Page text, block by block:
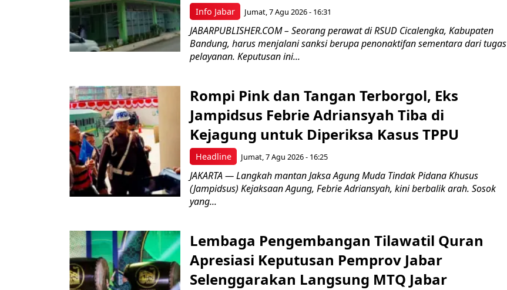
Info Jabar Jumat, 7 Agu 2026 - 16:31
JABARPUBLISHER.COM – Seorang perawat di RSUD Cicalengka, Kabupaten
Bandung, harus menjalani sanksi berupa penonaktifan sementara dari tugas
pelayanan. Keputusan ini...
Headline
Rompi Pink dan Tangan Terborgol, Eks
Jampidsus Febrie Adriansyah Tiba di
Kejagung untuk Diperiksa Kasus TPPU
Jumat, 7 Agu 2026 - 16:25
JAKARTA — Langkah mantan Jaksa Agung Muda Tindak Pidana Khusus
(Jampidsus) Kejaksaan Agung, Febrie Adriansyah, kini berbalik arah. Sosok
yang...
Lembaga Pengembangan Tilawatil Quran
Apresiasi Keputusan Pemprov Jabar
Selenggarakan Langsung MTQ Jabar